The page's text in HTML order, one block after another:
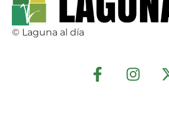
© Laguna al día